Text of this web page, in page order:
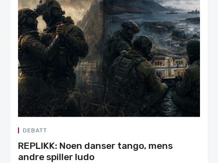
DEBATT
REPLIKK: Noen danser tango, mens
andre spiller ludo